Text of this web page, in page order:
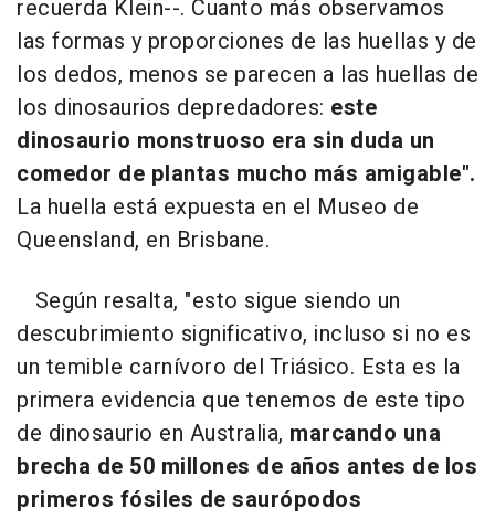
recuerda Klein--. Cuanto más observamos
las formas y proporciones de las huellas y de
los dedos, menos se parecen a las huellas de
los dinosaurios depredadores: este
dinosaurio monstruoso era sin duda un
comedor de plantas mucho más amigable".
La huella está expuesta en el Museo de
Queensland, en Brisbane.
Según resalta, "esto sigue siendo un
descubrimiento significativo, incluso si no es
un temible carnívoro del Triásico. Esta es la
primera evidencia que tenemos de este tipo
de dinosaurio en Australia, marcando una
brecha de 50 millones de años antes de los
primeros fósiles de saurópodos